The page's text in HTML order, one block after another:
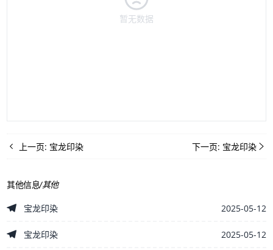
暂无数据
上一页: 宝龙印染 下一页: 宝龙印染
其他信息/其他
宝龙印染 2025-05-12
宝龙印染 2025-05-12